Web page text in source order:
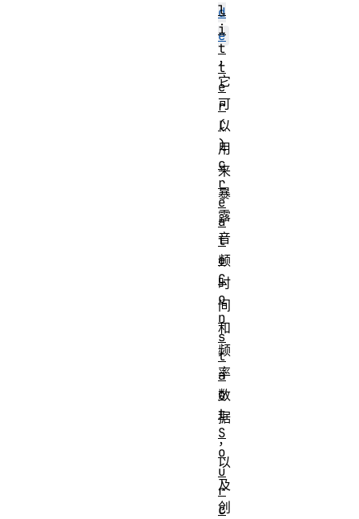
d
e
，
它
可
以
用
来
暴
露
音
频
时
间
和
频
率
数
据
，
以
及
创
l
i
t
t
e
r
(
)
c
r
e
a
t
e
C
o
n
s
t
a
n
t
S
o
u
r
c